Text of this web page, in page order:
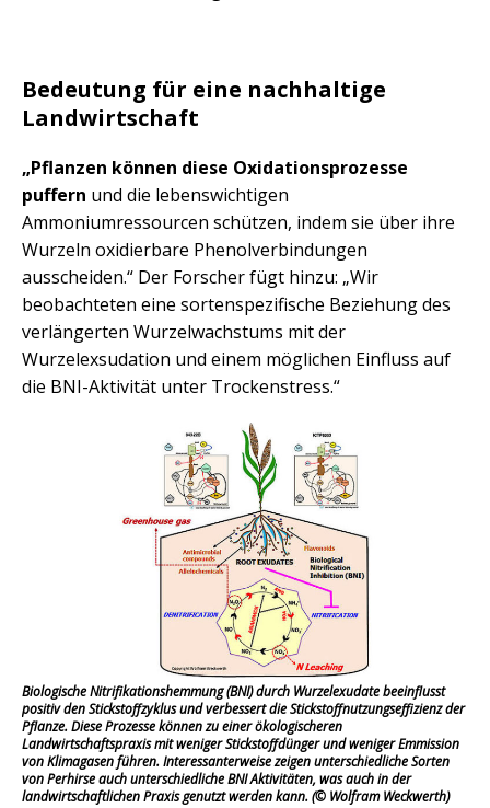
Bedeutung für eine nachhaltige
Landwirtschaft
„Pflanzen können diese Oxidationsprozesse
puffern und die lebenswichtigen
Ammoniumressourcen schützen, indem sie über ihre
Wurzeln oxidierbare Phenolverbindungen
ausscheiden.“ Der Forscher fügt hinzu: „Wir
beobachteten eine sortenspezifische Beziehung des
verlängerten Wurzelwachstums mit der
Wurzelexsudation und einem möglichen Einfluss auf
die BNI-Aktivität unter Trockenstress.“
Biologische Nitrifikationshemmung (BNI) durch Wurzelexudate beeinflusst
positiv den Stickstoffzyklus und verbessert die Stickstoffnutzungseffizienz der
Pflanze. Diese Prozesse können zu einer ökologischeren
Landwirtschaftspraxis mit weniger Stickstoffdünger und weniger Emmission
von Klimagasen führen. Interessanterweise zeigen unterschiedliche Sorten
von Perhirse auch unterschiedliche BNI Aktivitäten, was auch in der
landwirtschaftlichen Praxis genutzt werden kann. (© Wolfram Weckwerth)